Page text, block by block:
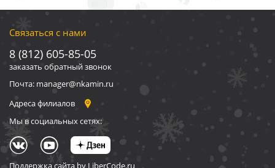
Связаться с нами
8 (812) 605-85-05
заказать обратный звонок
Почта: manager@nkamin.ru
Адреса филиалов
Мы в социальных сетях:
Поддержка сайта by LiberCode.ru